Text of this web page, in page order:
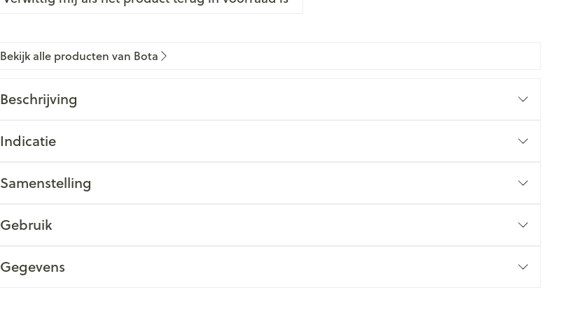
Bekijk alle producten van Bota
Beschrijving
Indicatie
Samenstelling
Gebruik
Gegevens